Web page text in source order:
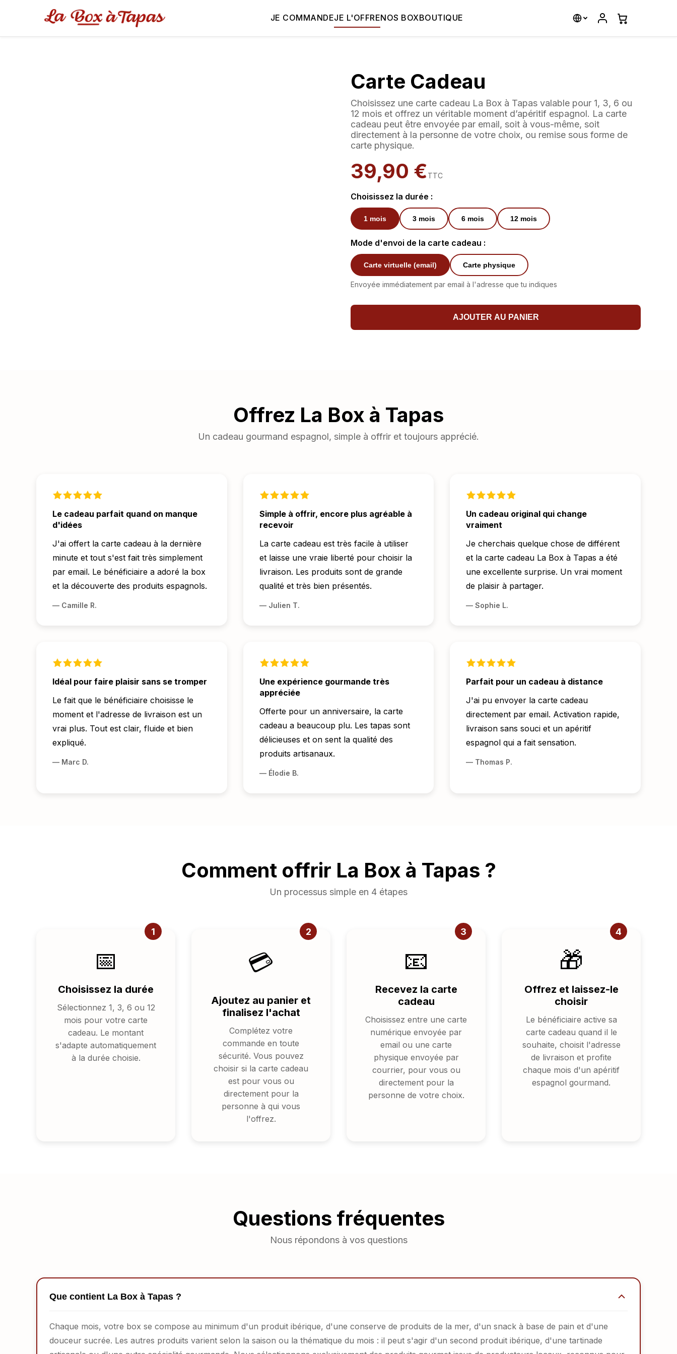
JE COMMANDEJE L'OFFRENOS BOXBOUTIQUE
Carte Cadeau
Choisissez une carte cadeau La Box à Tapas valable pour 1, 3, 6 ou
12 mois et offrez un véritable moment d’apéritif espagnol. La carte
cadeau peut être envoyée par email, soit à vous-même, soit
directement à la personne de votre choix, ou remise sous forme de
carte physique.
39,90 €TTC
Choisissez la durée :
1 mois 3 mois 6 mois 12 mois
Mode d'envoi de la carte cadeau :
Carte virtuelle (email) Carte physique
Envoyée immédiatement par email à l'adresse que tu indiques
AJOUTER AU PANIER
Offrez La Box à Tapas
Un cadeau gourmand espagnol, simple à offrir et toujours apprécié.
Le cadeau parfait quand on manque
d'idées
J'ai offert la carte cadeau à la dernière
minute et tout s'est fait très simplement
par email. Le bénéficiaire a adoré la box
et la découverte des produits espagnols.
— Camille R.
Simple à offrir, encore plus agréable à
recevoir
La carte cadeau est très facile à utiliser
et laisse une vraie liberté pour choisir la
livraison. Les produits sont de grande
qualité et très bien présentés.
— Julien T.
Un cadeau original qui change
vraiment
Je cherchais quelque chose de différent
et la carte cadeau La Box à Tapas a été
une excellente surprise. Un vrai moment
de plaisir à partager.
—Sophie L.
Idéal pour faire plaisir sans se tromper
Le fait que le bénéficiaire choisisse le
moment et l'adresse de livraison est un
vrai plus. Tout est clair, fluide et bien
expliqué.
— Marc D.
Une expérience gourmande très
appréciée
Offerte pour un anniversaire, la carte
cadeau a beaucoup plu. Les tapas sont
délicieuses et on sent la qualité des
produits artisanaux.
— Élodie B.
Parfait pour un cadeau à distance
J'ai pu envoyer la carte cadeau
directement par email. Activation rapide,
livraison sans souci et un apéritif
espagnol qui a fait sensation.
— Thomas P.
Comment offrir La Box à Tapas ?
Un processus simple en 4 étapes
1
📅
Choisissez la durée
Sélectionnez 1, 3, 6 ou 12
mois pour votre carte
cadeau. Le montant
s'adapte automatiquement
à la durée choisie.
2
💳
Ajoutez au panier et
finalisez l'achat
Complétez votre
commande en toute
sécurité. Vous pouvez
choisir si la carte cadeau
est pour vous ou
directement pour la
personne à qui vous
l'offrez.
3
📧
Recevez la carte
cadeau
Choisissez entre une carte
numérique envoyée par
email ou une carte
physique envoyée par
courrier, pour vous ou
directement pour la
personne de votre choix.
4
🎁
Offrez et laissez-le
choisir
Le bénéficiaire active sa
carte cadeau quand il le
souhaite, choisit l'adresse
de livraison et profite
chaque mois d'un apéritif
espagnol gourmand.
Questions fréquentes
Nous répondons à vos questions
Que contient La Box à Tapas ?
Chaque mois, votre box se compose au minimum d'un produit ibérique, d'une conserve de produits de la mer, d'un snack à base de pain et d'une
douceur sucrée. Les autres produits varient selon la saison ou la thématique du mois : il peut s'agir d'un second produit ibérique, d'une tartinade